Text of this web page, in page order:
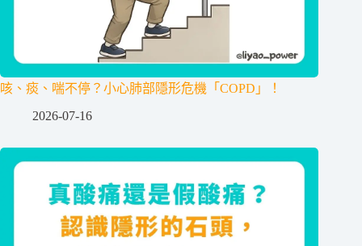
咳、痰、喘不停？小心肺部隱形危機「COPD」！
2026-07-16